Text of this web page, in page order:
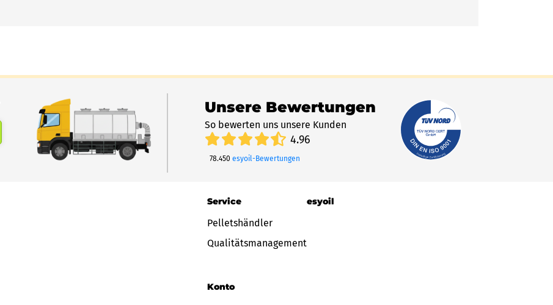
Unsere Bewertungen
So bewerten uns unsere Kunden
4.96
78.450 esyoil-Bewertungen
Service
Pelletshändler
Qualitätsmanagement
Konto
esyoil